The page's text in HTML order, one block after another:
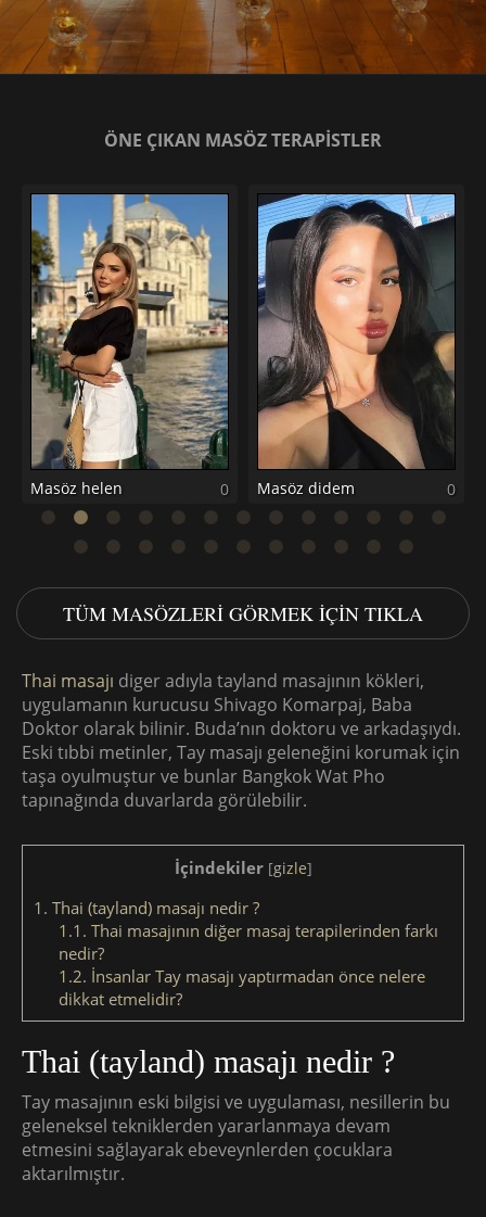
ÖNE ÇIKAN MASÖZ TERAPİSTLER
Masöz helen 0 Masöz didem 0
TÜM MASÖZLERI GÖRMEK IÇIN TIKLA
Thai masajı diger adıyla tayland masajının kökleri,
uygulamanın kurucusu Shivago Komarpaj, Baba
Doktor olarak bilinir. Buda’nın doktoru ve arkadaşıydı.
Eski tıbbi metinler, Tay masajı geleneğini korumak için
taşa oyulmuştur ve bunlar Bangkok Wat Pho
tapınağında duvarlarda görülebilir.
İçindekiler [gizle]
1. Thai (tayland) masajı nedir ?
1.1. Thai masajının diğer masaj terapilerinden farkı
nedir?
1.2. İnsanlar Tay masajı yaptırmadan önce nelere
dikkat etmelidir?
Thai (tayland) masajı nedir ?
Tay masajının eski bilgisi ve uygulaması, nesillerin bu
geleneksel tekniklerden yararlanmaya devam
etmesini sağlayarak ebeveynlerden çocuklara
aktarılmıştır.